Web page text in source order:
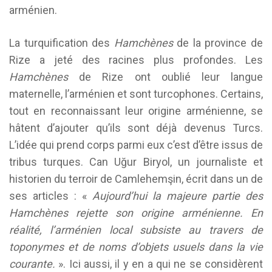
arménien.
La turquification des Hamchènes de la province de
Rize a jeté des racines plus profondes. Les
Hamchènes de Rize ont oublié leur langue
maternelle, l’arménien et sont turcophones. Certains,
tout en reconnaissant leur origine arménienne, se
hâtent d’ajouter qu’ils sont déjà devenus Turcs.
L’idée qui prend corps parmi eux c’est d’être issus de
tribus turques. Can Uğur Biryol, un journaliste et
historien du terroir de Camlehemşin, écrit dans un de
ses articles : « Aujourd’hui la majeure partie des
Hamchènes rejette son origine arménienne. En
réalité, l’arménien local subsiste au travers de
toponymes et de noms d’objets usuels dans la vie
courante. ». Ici aussi, il y en a qui ne se considèrent